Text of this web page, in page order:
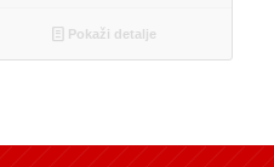
Pokaži detalje